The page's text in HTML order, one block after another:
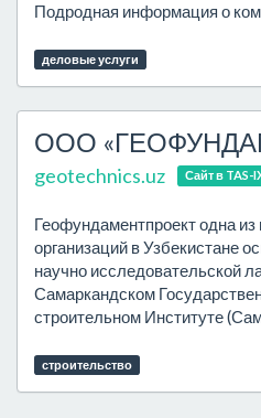
Подродная информация о
деловые услуги
ООО
geotechnics.uz Сайт в TAS-
Геофундаментпроект одна из
организаций в Узбекистане
научно исследовательской
Самаркандском
строительном Институте
строительство